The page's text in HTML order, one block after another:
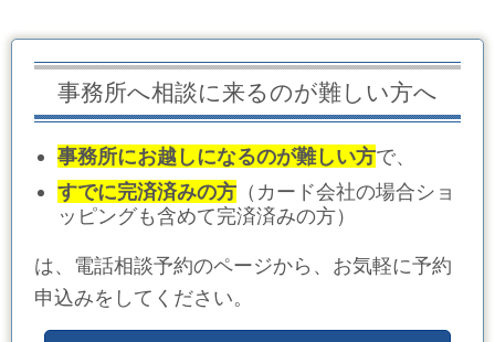
事務所へ相談に来るのが難しい方へ
事務所にお越しになるのが難しい方で、
すでに完済済みの方 （カード会社の場合ショ
ッピングも含めて完済済みの方）
は、電話相談予約のページから、お気軽に予約
申込みをしてください。